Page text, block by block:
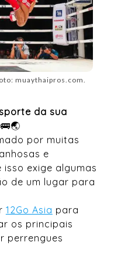
muaythaipros.com.
da sua
por muitas
e
exige algumas
de um lugar para
12Go Asia para
os principais
perrengues